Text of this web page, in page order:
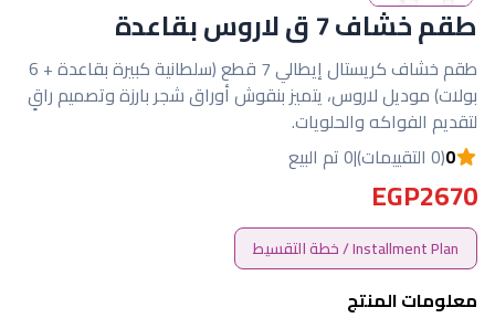
طقم خشاف 7 ق لاروس بقاعدة
طقم خشاف كريستال إيطالي 7 قطع (سلطانية كبيرة بقاعدة + 6
بولات) موديل لاروس، يتميز بنقوش أوراق شجر بارزة وتصميم راقٍ
لتقديم الفواكه والحلويات.
0(0 التقييمات) |0 تم البيع
EGP2670
Installment Plan / خطة التقسيط
معلومات المنتج